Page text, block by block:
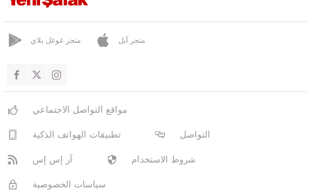
شانكيري
دياربكر
متجر غوغل بلاي متجر آبل
مواقع التواصل الاجتماعي
تطبيقات الهواتف الذكية التواصل
آر إس إس شروط الاستخدام
سياسات الخصوصية